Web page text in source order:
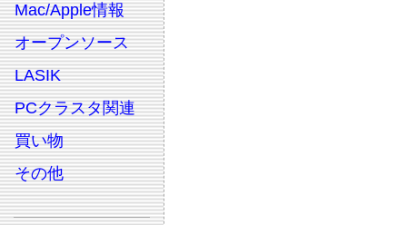
Mac/Apple情報
オープンソース
LASIK
PCクラスタ関連
買い物
その他